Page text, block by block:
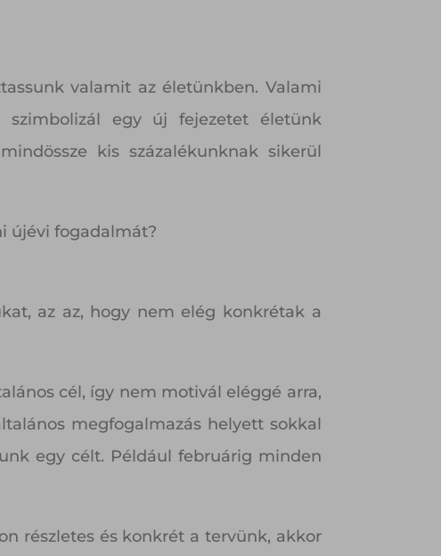
valamit az életünkben. Valami
egy új fejezetet életünk
kis százalékunknak sikerül
újévi fogadalmát?
az az, hogy nem elég konkrétak a
cél, így nem motivál eléggé arra,
megfogalmazás helyett sokkal
egy célt. Például februárig minden
részletes és konkrét a tervünk, akkor